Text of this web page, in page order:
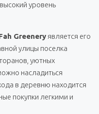
уровень
Greenery является его
улицы поселка
уютных
насладиться
в деревню находится
покупки легкими и